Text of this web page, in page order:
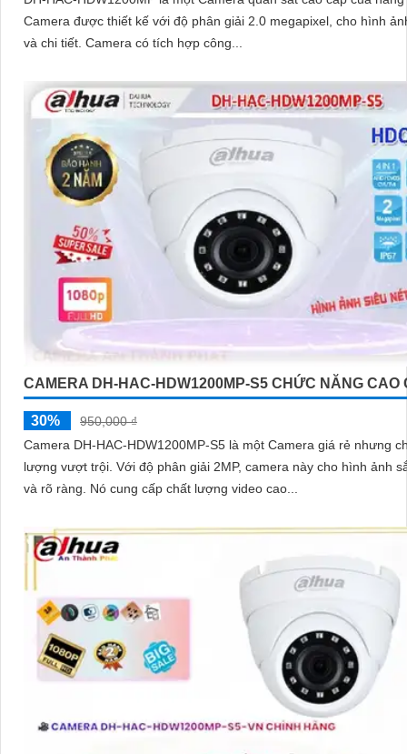
Camera được thiết kế với độ phân giải 2.0 megapixel, cho hình
và chi tiết. Camera có tích hợp công...
CAMERA DH-HAC-HDW1200MP-S5 CHỨC NĂNG CAO
30%
950,000 ₫
Camera DH-HAC-HDW1200MP-S5 là một Camera giá rẻ nhưng
lượng vượt trội. Với độ phân giải 2MP, camera này cho hình ảnh sắc nét
và rõ ràng. Nó cung cấp chất lượng video cao...